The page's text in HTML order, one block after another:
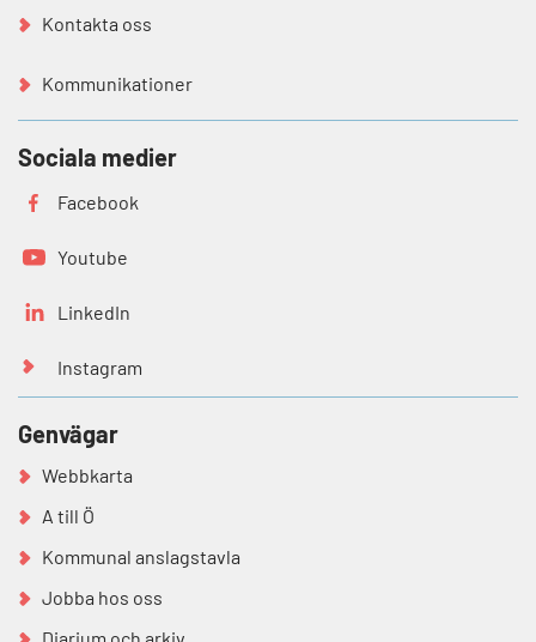
Kontakta oss
Kommunikationer
Sociala medier
Facebook
Youtube
LinkedIn
Instagram
Genvägar
Webbkarta
A till Ö
Kommunal anslagstavla
Jobba hos oss